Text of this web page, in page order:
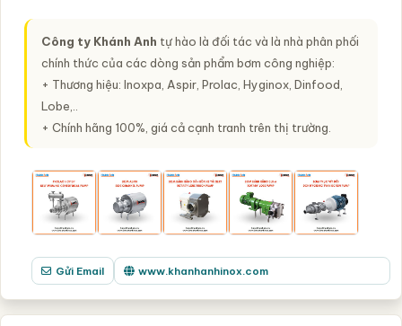
Công ty Khánh Anh tự hào là đối tác và là nhà phân phối
chính thức của các dòng sản phẩm bơm công nghiệp:
+ Thương hiệu: Inoxpa, Aspir, Prolac, Hyginox, Dinfood,
Lobe,..
+ Chính hãng 100%, giá cả cạnh tranh trên thị trường.
Gửi Email www.khanhanhinox.com